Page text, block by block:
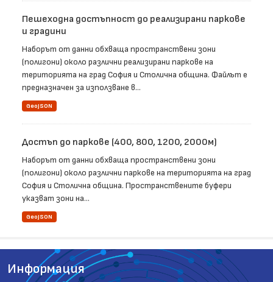
Пешеходна достъпност до реализирани паркове
и градини
Наборът от данни обхваща пространствени зони
(полигони) около различни реализирани паркове на
територията на град София и Столична община. Файлът е
предназначен за използване в...
GeoJSON
Достъп до паркове (400, 800, 1200, 2000м)
Наборът от данни обхваща пространствени зони
(полигони) около различни паркове на територията на град
София и Столична община. Пространствените буфери
указват зони на...
GeoJSON
Информация